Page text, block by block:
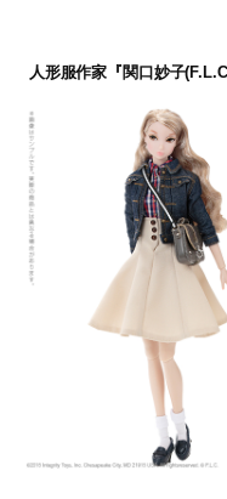
人形服作家『関口妙子